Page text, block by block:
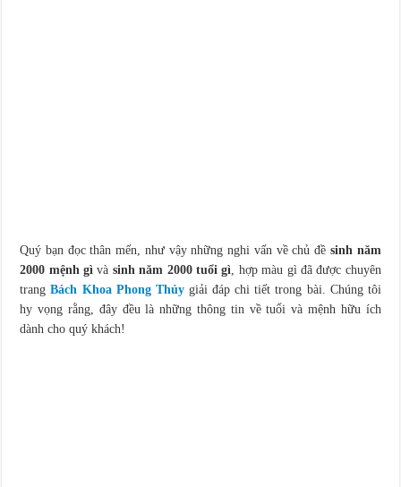
Quý bạn đọc thân mến, như vậy những nghi vấn về chủ đề sinh năm
2000 mệnh gì và sinh năm 2000 tuổi gì , hợp màu gì đã được chuyên
trangBách Khoa Phong Thủygiải đáp chi tiết trong bài. Chúng tôi
hy vọng rằng, đây đều là những thông tin về tuổi và mệnh hữu ích
dành cho quý khách!